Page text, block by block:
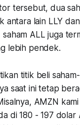
tersebut, dua
antara lain LLY
saham ALL juga
lebih pendek.
titik beli
saat ini tetap
AMZN
di 180 - 197 dolar